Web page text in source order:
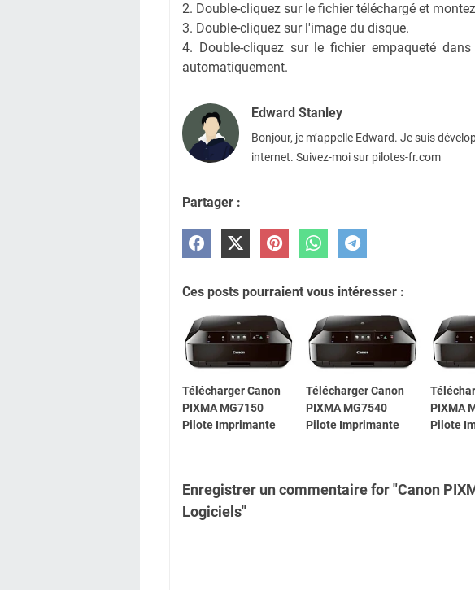
2. Double-cliquez sur le fichier téléchargé et
3. Double-cliquez sur l'image du disque.
4. Double-cliquez sur le fichier empaqueté
automatiquement.
Edward Stanley
Bonjour, je m’appelle Edward. Je suis
internet. Suivez-moi sur pilotes-fr.com
Partager :
Ces posts pourraient vous intéresser :
Télécharger Canon
PIXMA MG7150
Pilote Imprimante
Télécharger Canon
PIXMA MG7540
Pilote Imprimante
PIXMA
Pilote
Enregistrer un commentaire for "Canon
Logiciels"